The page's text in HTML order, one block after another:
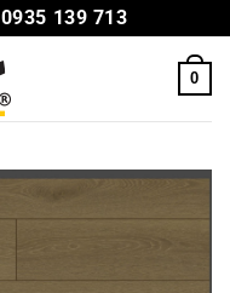
0935 139 713
0